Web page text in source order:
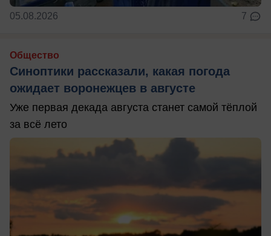
05.08.2026 7
Общество
Синоптики рассказали, какая погода
ожидает воронежцев в августе
Уже первая декада августа станет самой тёплой
за всё лето